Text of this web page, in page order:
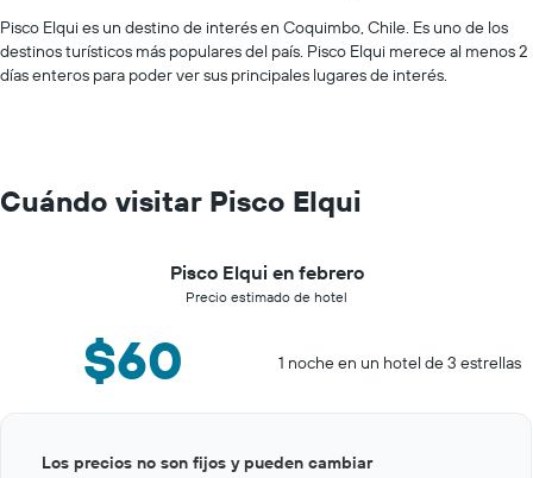
Pisco Elqui es un destino de interés en Coquimbo, Chile. Es uno de los
destinos turísticos más populares del país. Pisco Elqui merece al menos 2
días enteros para poder ver sus principales lugares de interés.
Cuándo visitar Pisco Elqui
Pisco Elqui en febrero
Precio estimado de hotel
$60 1 noche en un hotel de 3 estrellas
graphic.Los precios no son fijos y pueden cambiar